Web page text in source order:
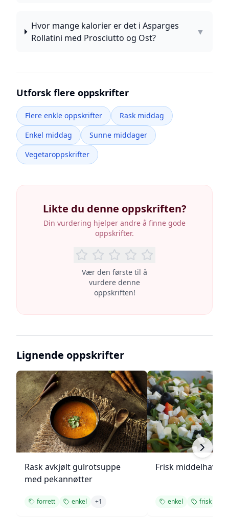
Hvor mange kalorier er det i Asparges
Rollatini med Prosciutto og Ost?
▼
Utforsk flere oppskrifter
Flere enkle oppskrifter
Rask middag
Enkel middag
Sunne middager
Vegetaroppskrifter
Likte du denne oppskriften?
Din vurdering hjelper andre å finne gode
oppskrifter.
Vær den første til å
vurdere denne
oppskriften!
Lignende oppskrifter
Rask avkjølt gulrotsuppe
med pekannøtter
forrett enkel +1
Frisk middelhavs
enkel frisk